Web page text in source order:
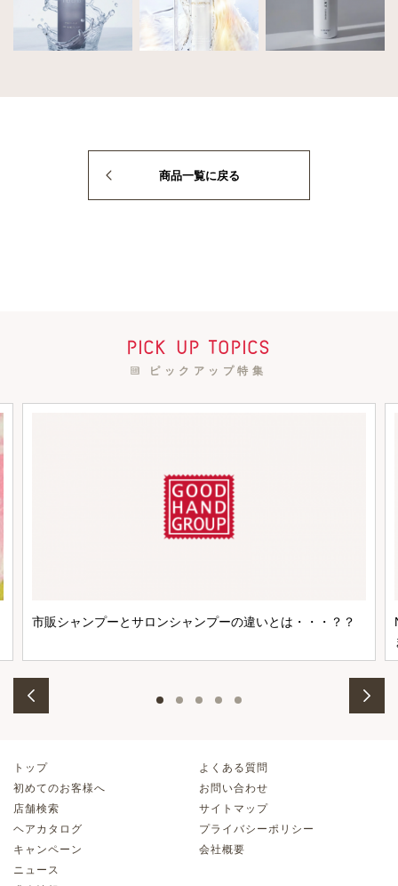
商品一覧に戻る
pick up topics
ピックアップ特集
市販シャンプーとサロンシャンプーの違いとは・・・？？
トップ
初めてのお客様へ
店舗検索
ヘアカタログ
キャンペーン
ニュース
よくある質問
お問い合わせ
サイトマップ
プライバシーポリシー
会社概要